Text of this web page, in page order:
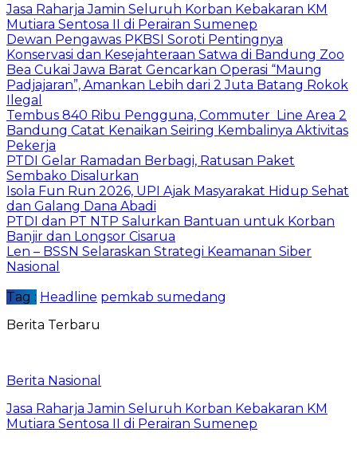
Jasa Raharja Jamin Seluruh Korban Kebakaran KM
Mutiara Sentosa II di Perairan Sumenep
Dewan Pengawas PKBSI Soroti Pentingnya
Konservasi dan Kesejahteraan Satwa di Bandung Zoo
Bea Cukai Jawa Barat Gencarkan Operasi “Maung
Padjajaran”, Amankan Lebih dari 2 Juta Batang Rokok
Ilegal
Tembus 840 Ribu Pengguna, Commuter Line Area 2
Bandung Catat Kenaikan Seiring Kembalinya Aktivitas
Pekerja
PTDI Gelar Ramadan Berbagi, Ratusan Paket
Sembako Disalurkan
Isola Fun Run 2026, UPI Ajak Masyarakat Hidup Sehat
dan Galang Dana Abadi
PTDI dan PT NTP Salurkan Bantuan untuk Korban
Banjir dan Longsor Cisarua
Len – BSSN Selaraskan Strategi Keamanan Siber
Nasional
Tag : Headline pemkab sumedang
Berita Terbaru
Berita Nasional
Jasa Raharja Jamin Seluruh Korban Kebakaran KM
Mutiara Sentosa II di Perairan Sumenep